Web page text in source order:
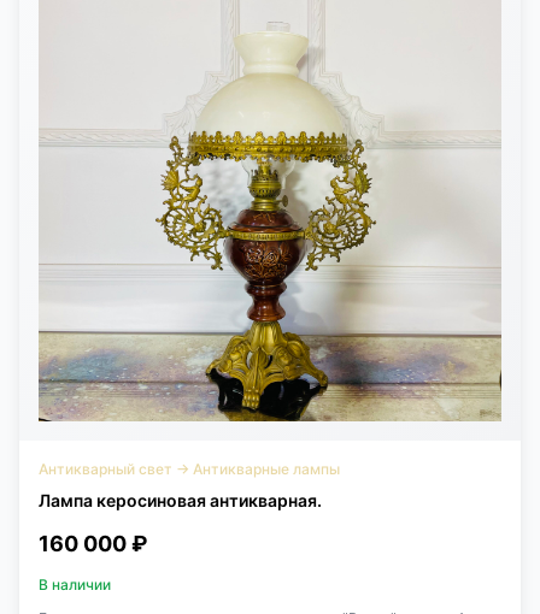
Антикварный свет → Антикварные лампы
Лампа керосиновая антикварная.
160 000 ₽
В наличии